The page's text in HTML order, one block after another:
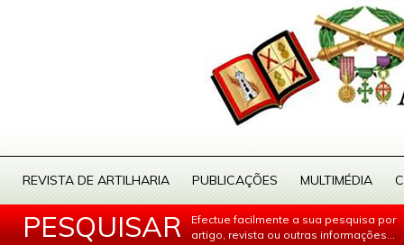
REVISTA DE ARTILHARIA PUBLICAÇÕES MULTIMÉDIA
PESQUISAR
Efectue facilmente a sua pesquisa por
artigo, revista ou outras informações...